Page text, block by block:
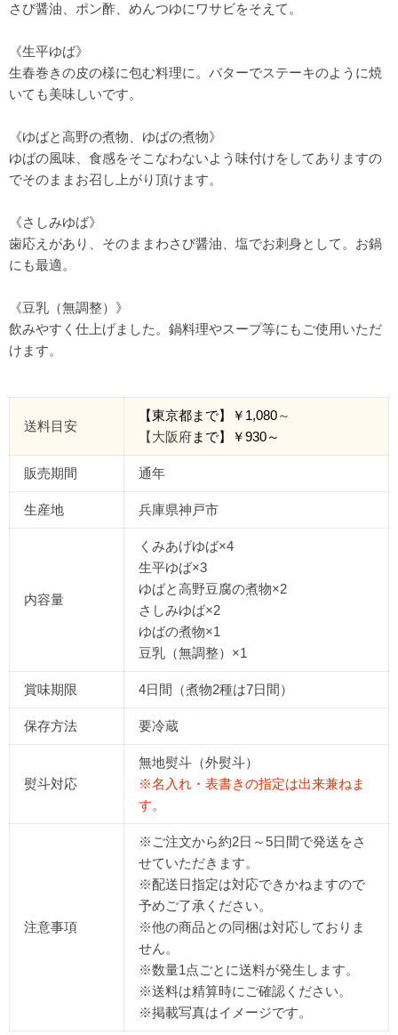
さび醤油、ポン酢、めんつゆにワサビをそえて。
《生平ゆば》
生春巻きの皮の様に包む料理に。バターでステーキのように焼
いても美味しいです。
《ゆばと高野の煮物、ゆばの煮物》
ゆばの風味、食感をそこなわないよう味付けをしてありますの
でそのままお召し上がり頂けます。
《さしみゆば》
歯応えがあり、そのままわさび醤油、塩でお刺身として。お鍋
にも最適。
《豆乳（無調整）》
飲みやすく仕上げました。鍋料理やスープ等にもご使用いただ
けます。
送料目安
【東京都まで】￥ 1,080～
【大阪府まで】￥930～
販売期間 通年
生産地 兵庫県神戸市
内容量
くみあげゆば×4
生平ゆば×3
ゆばと高野豆腐の煮物×2
さしみゆば×2
ゆばの煮物×1
豆乳（無調整）×1
賞味期限 4日間（煮物2種は7日間）
保存方法 要冷蔵
熨斗対応
無地熨斗 （外熨斗）
※名入れ・表書きの指定は出来兼ねま
す。
注意事項
※ご注文から約2日～5日間で発送をさ
せていただきます。
※配送日指定は対応できかねますので
予めご了承ください。
※他の商品との同梱は対応しておりま
せん。
※数量1点ごとに送料が発生します。
※送料は精算時にご確認ください。
※掲載写真はイメージです。